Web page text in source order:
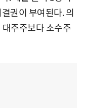
권이 부여된다. 의
주주보다 소수주